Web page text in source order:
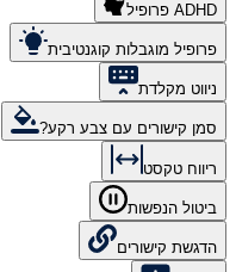
ADHD פרופיל
פרופיל מוגבלות קוגנטיבית
ניווט מקלדת
סמן קישורים עם צבע רקע?
ריווח טקסט
ביטול הנפשות
הדגשת קישורים